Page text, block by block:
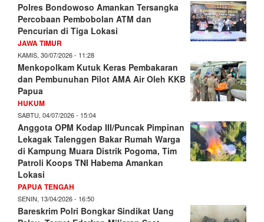
Polres Bondowoso Amankan Tersangka
Percobaan Pembobolan ATM dan
Pencurian di Tiga Lokasi
JAWA TIMUR
KAMIS, 30/07/2026 - 11:28
Menkopolkam Kutuk Keras Pembakaran
dan Pembunuhan Pilot AMA Air Oleh KKB
Papua
HUKUM
SABTU, 04/07/2026 - 15:04
Anggota OPM Kodap III/Puncak Pimpinan
Lekagak Talenggen Bakar Rumah Warga
di Kampung Muara Distrik Pogoma, Tim
Patroli Koops TNI Habema Amankan
Lokasi
PAPUA TENGAH
SENIN, 13/04/2026 - 16:50
Bareskrim Polri Bongkar Sindikat Uang